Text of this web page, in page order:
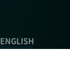
ENGLISH